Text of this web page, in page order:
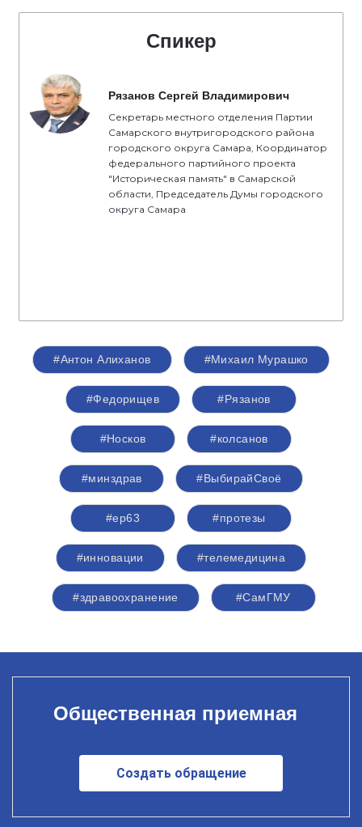
Спикер
Рязанов Сергей Владимирович
Секретарь местного отделения Партии
Самарского внутригородского района
городского округа Самара, Координатор
федерального партийного проекта
"Историческая память" в Самарской
области, Председатель Думы городского
округа Самара
#Антон Алиханов #Михаил Мурашко
#Федорищев #Рязанов
#Носков #колсанов
#минздрав #ВыбирайСвоё
#ер63 #протезы
#инновации #телемедицина
#здравоохранение #СамГМУ
Общественная приемная
Создать обращение